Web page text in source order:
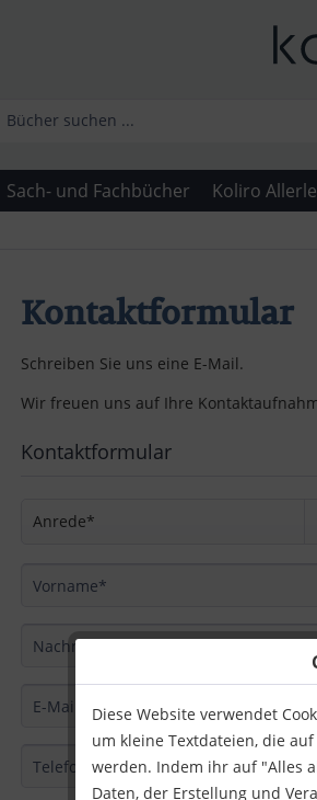
Sach- und Fachbücher Koliro
Diese Website verwendet
um kleine Textdateien, die
werden. Indem ihr auf "Alles
Daten, der Erstellung und
Kontaktformular
Schreiben Sie uns eine E-Mail.
Wir freuen uns auf Ihre
Kontaktformular